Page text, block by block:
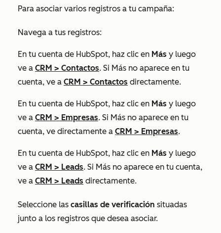
Para asociar varios registros a tu campaña:
Navega a tus registros:
En tu cuenta de HubSpot, haz clic en Más y luego
ve a CRM > Contactos. Si Más no aparece en tu
cuenta, ve a CRM > Contactos directamente.
En tu cuenta de HubSpot, haz clic en Más y luego
ve a CRM > Empresas. Si Más no aparece en tu
cuenta, ve directamente a CRM > Empresas.
En tu cuenta de HubSpot, haz clic en Más y luego
ve a CRM > Leads. Si Más no aparece en tu cuenta,
ve a CRM > Leads directamente.
Seleccione las casillas de verificación situadas
junto a los registros que desea asociar.